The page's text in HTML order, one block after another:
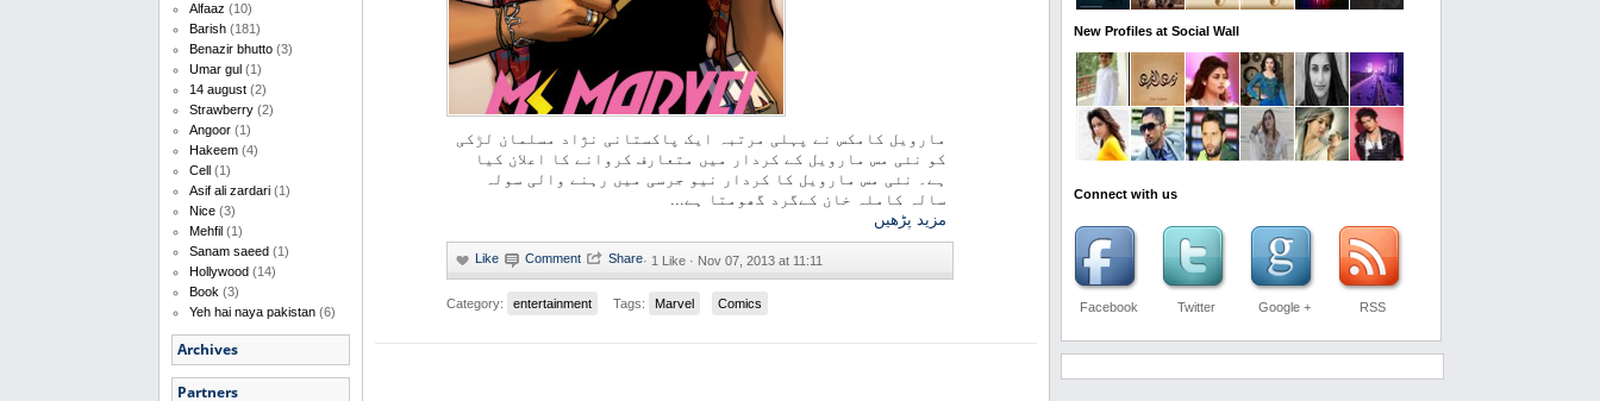
Alfaaz (10)
Barish (181)
Benazir bhutto (3)
Umar gul (1)
14 august (2)
Strawberry (2)
Angoor (1)
Hakeem (4)
Cell (1)
Asif ali zardari (1)
Nice (3)
Mehfil (1)
Sanam saeed (1)
Hollywood (14)
Book (3)
Yeh hai naya pakistan (6)
Archives
Partners
مارویل کامکس نے پہلی مرتبہ ایک پاکستانی نژاد مسلمان لڑکی
کو نئی مس مارویل کے کردار میں متعارف کروانے کا اعلان کیا
ہے۔ نئی مس مارویل کا کردار نیو جرسی میں رہنے والی سولہ
سالہ کاملہ خان کےگرد گھومتا ہے...
مزید پڑھیں
· 1 Like · Nov 07, 2013 at 11:11
Category: entertainment Tags: Marvel Comics
New Profiles at Social Wall
Connect with us
Facebook Twitter Google + RSS